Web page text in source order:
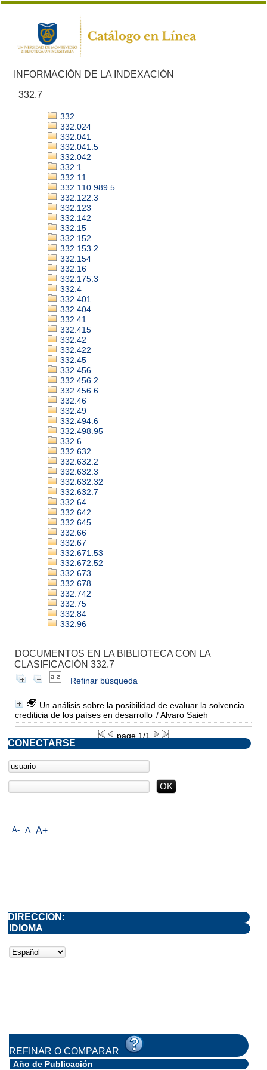
INFORMACIÓN DE LA INDEXACIÓN
332.7
332
332.024
332.041
332.041.5
332.042
332.1
332.11
332.110.989.5
332.122.3
332.123
332.142
332.15
332.152
332.153.2
332.154
332.16
332.175.3
332.4
332.401
332.404
332.41
332.415
332.42
332.422
332.45
332.456
332.456.2
332.456.6
332.46
332.49
332.494.6
332.498.95
332.6
332.632
332.632.2
332.632.3
332.632.32
332.632.7
332.64
332.642
332.645
332.66
332.67
332.671.53
332.672.52
332.673
332.678
332.742
332.75
332.84
332.96
DOCUMENTOS EN LA BIBLIOTECA CON LA
CLASIFICACIÓN 332.7
Refinar búsqueda
Un análisis sobre la posibilidad de evaluar la solvencia
crediticia de los países en desarrollo / Alvaro Saieh
page 1/1
A- A A+
CONECTARSE
DIRECCIÓN:
IDIOMA
REFINAR O COMPARAR
Año de Publicación